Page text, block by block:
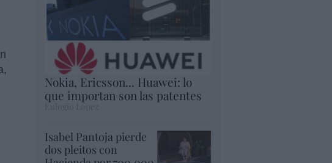
Nokia, Ericsson... Huawei: lo
que importan son las patentes
Eulogio López
Isabel Pantoja pierde
dos pleitos con